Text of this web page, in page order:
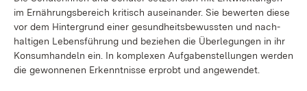
im Er­näh­rungs­be­reich kri­tisch aus­ein­an­der. Sie be­wer­ten die­se
vor dem Hin­ter­grund ei­ner ge­sund­heits­be­wuss­ten und nach­
hal­ti­gen Le­bens­füh­rung und be­zie­hen die Über­le­gun­gen in ihr
Kon­sum­han­deln ein. In kom­ple­xen Auf­ga­ben­stel­lun­gen wer­den
die ge­won­ne­nen Er­kennt­nis­se er­probt und an­ge­wen­det.